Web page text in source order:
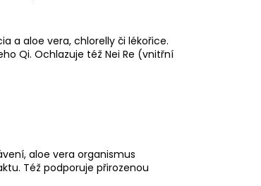
a aloe vera, chlorelly či lékořice.
Qi. Ochlazuje též Nei Re (vnitřní
aloe vera organismus
Též podporuje přirozenou